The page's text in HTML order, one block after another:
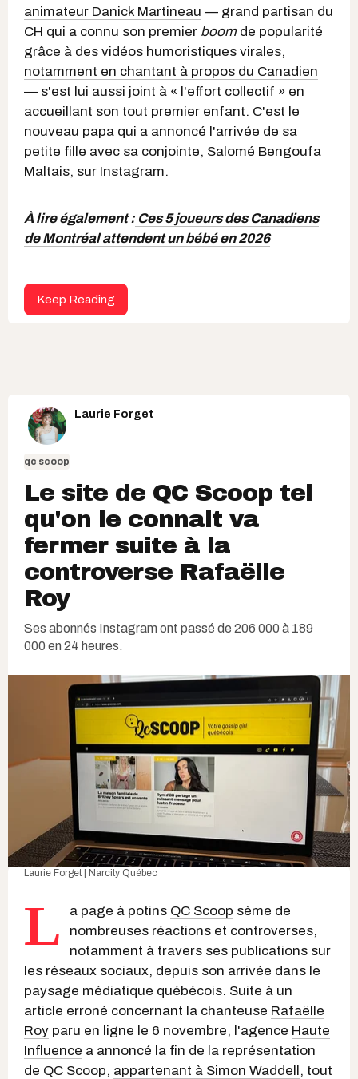
animateur Danick Martineau — grand partisan du
CH qui a connu son premier boomde popularité
grâce à des vidéos humoristiques virales,
notamment en chantant à propos du Canadien
— s'est lui aussi joint à « l'effort collectif » en
accueillant son tout premier enfant. C'est le
nouveau papa qui a annoncé l'arrivée de sa
petite fille avec sa conjointe, Salomé Bengoufa
Maltais, sur Instagram.
À lire également :Ces 5 joueurs des Canadiens
de Montréal attendent un bébé en 2026
Keep Reading
Laurie Forget
qc scoop
Le site de QC Scoop tel
qu'on le connait va
fermer suite à la
controverse Rafaëlle
Roy
Ses abonnés Instagram ont passé de 206 000 à 189
000 en 24 heures.
Laurie Forget | Narcity Québec
L a page à potins QC Scoop sème de
nombreuses réactions et controverses,
notamment à travers ses publications sur
les réseaux sociaux, depuis son arrivée dans le
paysage médiatique québécois. Suite à un
article erroné concernant la chanteuse Rafaëlle
Roy paru en ligne le 6 novembre, l'agence Haute
Influence a annoncé la fin de la représentation
de QC Scoop, appartenant à Simon Waddell , tout